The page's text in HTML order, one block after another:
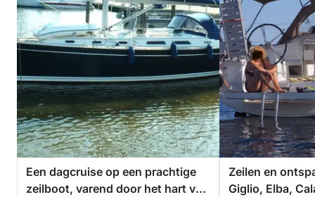
Een dagcruise op een prachtige
zeilboot, varend door het hart van
Zeilen en
Giglio, Elba,